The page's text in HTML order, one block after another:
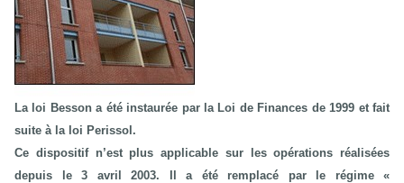
La loi Besson a été instaurée par la Loi de Finances de 1999 et fait
suite à la loi Perissol.
Ce dispositif n’est plus applicable sur les opérations réalisées
depuis le 3 avril 2003. Il a été remplacé par le régime «